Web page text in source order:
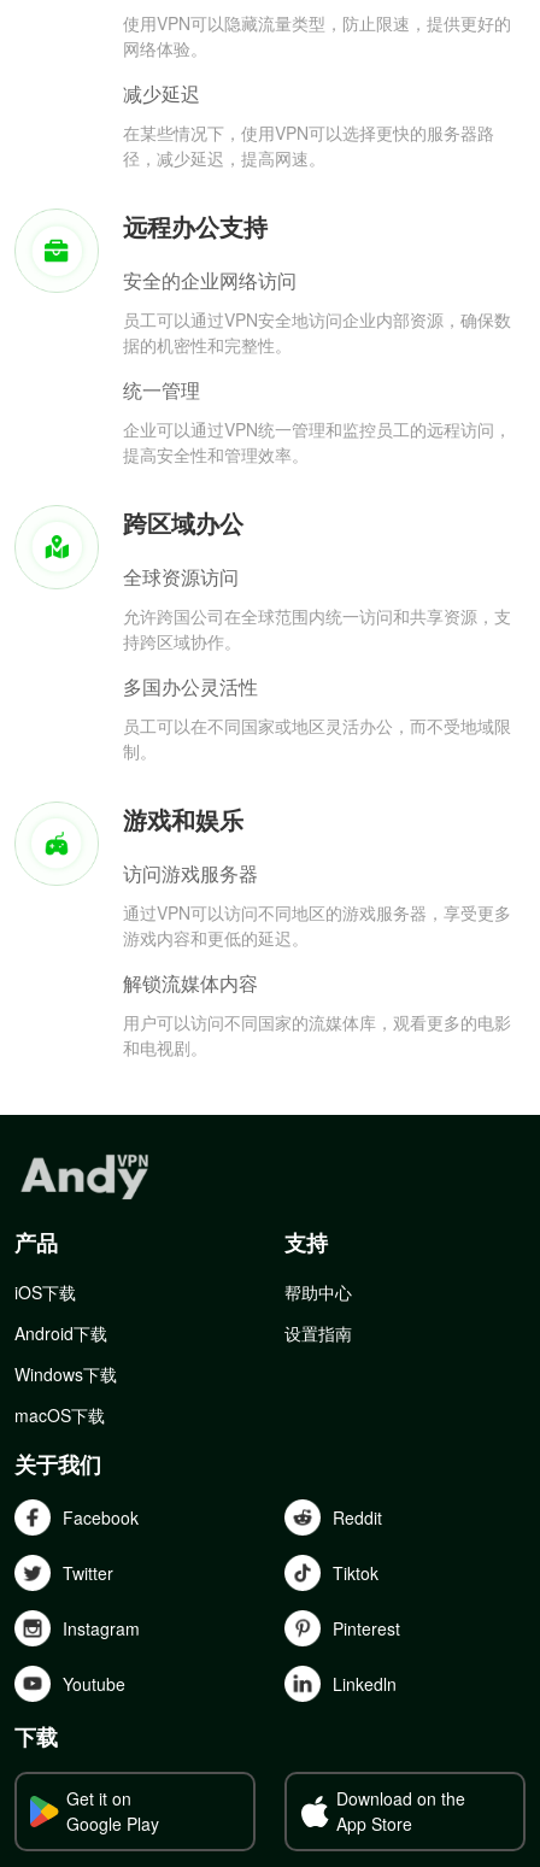
使用VPN可以隐藏流量类型，防止限速，提供更好的
网络体验。
减少延迟
在某些情况下，使用VPN可以选择更快的服务器路
径，减少延迟，提高网速。
远程办公支持
安全的企业网络访问
员工可以通过VPN安全地访问企业内部资源，确保数
据的机密性和完整性。
统一管理
企业可以通过VPN统一管理和监控员工的远程访问，
提高安全性和管理效率。
跨区域办公
全球资源访问
允许跨国公司在全球范围内统一访问和共享资源，支
持跨区域协作。
多国办公灵活性
员工可以在不同国家或地区灵活办公，而不受地域限
制。
游戏和娱乐
访问游戏服务器
通过VPN可以访问不同地区的游戏服务器，享受更多
游戏内容和更低的延迟。
解锁流媒体内容
用户可以访问不同国家的流媒体库，观看更多的电影
和电视剧。
产品
iOS下载
Android下载
Windows下载
macOS下载
支持
帮助中心
设置指南
关于我们
Facebook Reddit
Twitter Tiktok
Instagram Pinterest
Youtube Linkedln
下载
Get it on
Google Play
Download on the
App Store